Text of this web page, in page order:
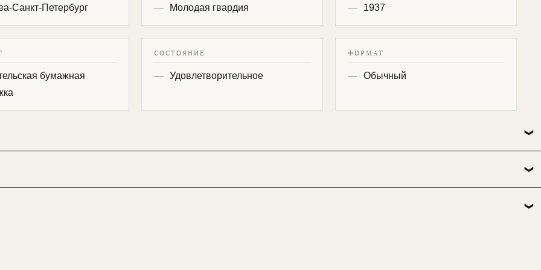
Санкт-Петербург Молодая гвардия 1937
бумажная
СОСТОЯНИЕ
Удовлетворительное
ФОРМАТ
Обычный